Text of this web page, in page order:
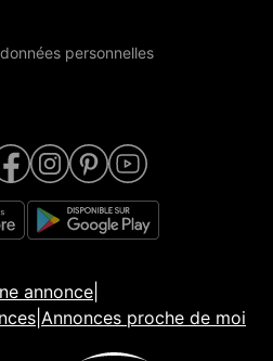
personnelles
annonce
Annonces proche de moi